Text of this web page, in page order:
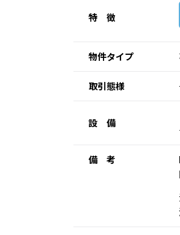
特 徴
物件タイプ
取引態様
設 備
備 考